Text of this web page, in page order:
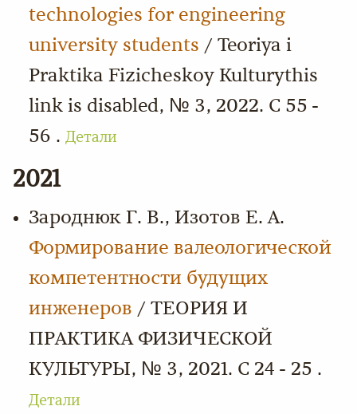
technologies for engineering
university students / Teoriya i
Praktika Fizicheskoy Kulturythis
link is disabled, № 3, 2022. С 55 -
56 . Детали
2021
Зароднюк Г. В., Изотов Е. А.
Формирование валеологической
компетентности будущих
инженеров / ТЕОРИЯ И
ПРАКТИКА ФИЗИЧЕСКОЙ
КУЛЬТУРЫ, № 3, 2021. С 24 - 25 .
Детали